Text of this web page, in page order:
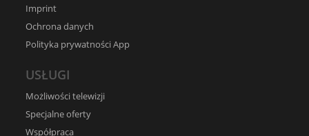
Imprint
Ochrona danych
Polityka prywatności App
USŁUGI
Możliwości telewizji
Specjalne oferty
Współpraca